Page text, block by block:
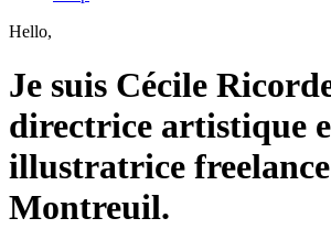
Hello,
Je suis Cécile
directrice artistique
illustratrice
Montreuil.